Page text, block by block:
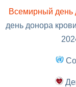
Всемирный день
день донора